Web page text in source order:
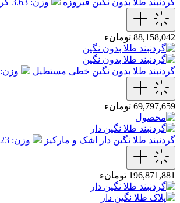
88,158,042 تومانء
گردنبند طلا بدون نگین خطی مستطیل وزن: 2.9 گرم
69,797,659 تومانء
گردنبند طلا نگین دار اشک و مارکیز وزن: 7.423 گرم
196,871,881 تومانء